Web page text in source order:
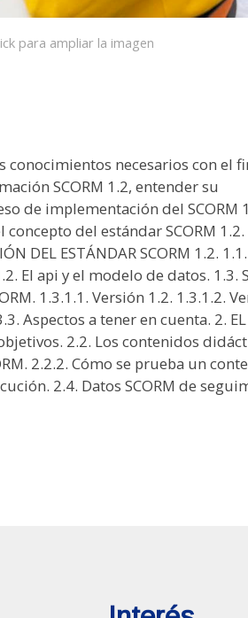
para ampliar la imagen
conocimientos necesarios con el
SCORM 1.2, entender su
de implementación del SCORM
del estándar SCORM 1.2.
DEL ESTÁNDAR SCORM 1.2.
El api y el modelo de datos. 1.3.
1.3.1.1. Versión 1.2. 1.3.1.2.
Aspectos a tener en cuenta. 2. EL
2.2. Los contenidos
2.2.2. Cómo se prueba un
2.4. Datos SCORM de